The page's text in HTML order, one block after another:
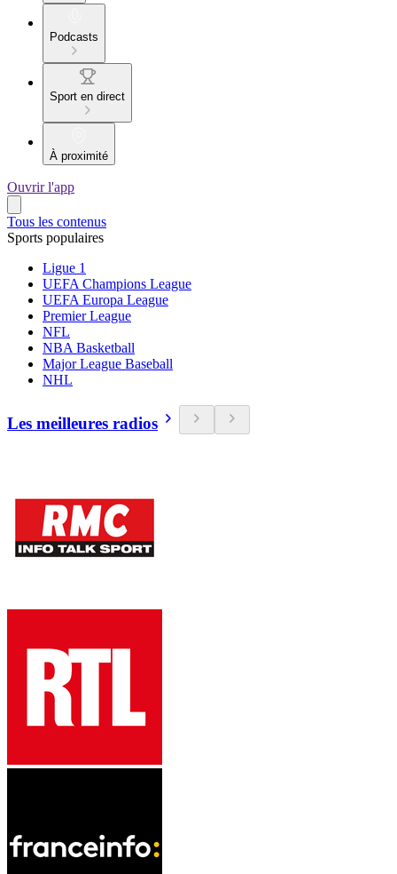
Podcasts
Sport en direct
À proximité
Ouvrir l'app
Tous les contenus
Sports populaires
Ligue 1
UEFA Champions League
UEFA Europa League
Premier League
NFL
NBA Basketball
Major League Baseball
NHL
Les meilleures radios